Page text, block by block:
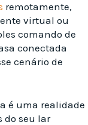
remotamente,
virtual ou
comando de
conectada
cenário de
é uma realidade
do seu lar